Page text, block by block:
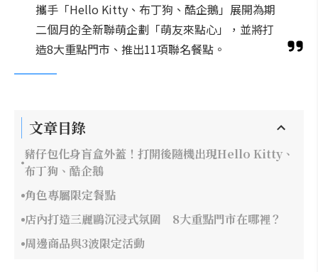
攜手「Hello Kitty、布丁狗、酷企鵝」展開為期
二個月的全新聯萌企劃「萌友來點心」，並將打
造8大重點門市、推出11項聯名餐點。
文章目錄
豬仔包化身盲盒外蓋！打開後隨機出現Hello Kitty、
布丁狗、酷企鵝
角色專屬限定餐點
店內打造三麗鷗沉浸式氛圍 8大重點門市在哪裡？
周邊商品與3波限定活動